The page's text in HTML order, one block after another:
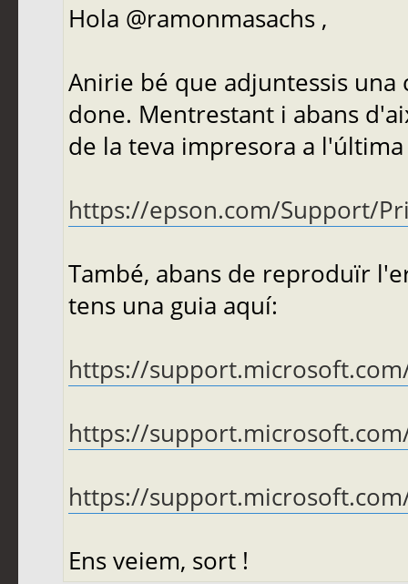
Hola @ramonmasachs ,
Anirie bé que adjuntessis
done. Mentrestant i abans
de la teva impresora a
https://epson.com/Support/
També, abans de reproduïr
tens una guia aquí:
https://
https://
https://
Ens veiem, sort !